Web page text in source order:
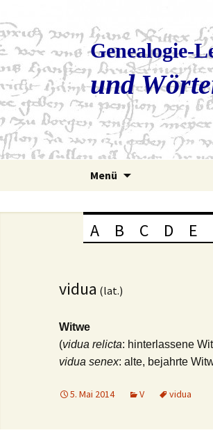
Genealogie-
und
Menü
A B C D E
vidua (lat.)
Witwe
(vidua relicta: hinterlassene
vidua senex: alte, bejahrte
5. Mai 2014 V vidua